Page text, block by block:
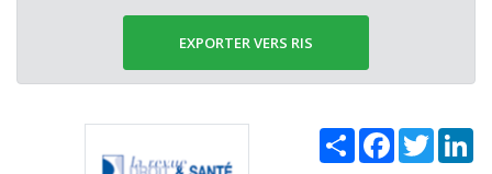
EXPORTER VERS RIS
Share Facebook
Twitter